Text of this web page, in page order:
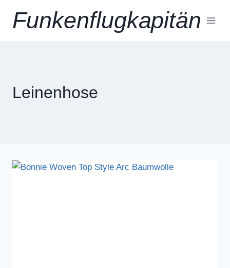
InhaltFunkenflugkapitän
Leinenhose